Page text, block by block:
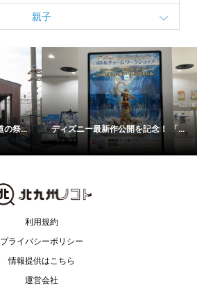
親子
の祭... ディズニー最新作公開を記念！ 「...
利用規約
プライバシーポリシー
情報提供はこちら
運営会社